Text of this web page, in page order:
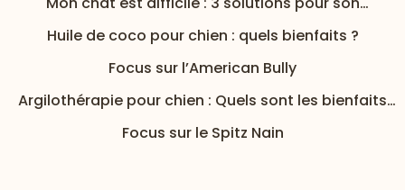
alimentation
Huile de coco pour chien : quels bienfaits ?
Focus sur l’American Bully
Argilothérapie pour chien : Quels sont les bienfaits
de l’argile pour mon chien ?
Focus sur le Spitz Nain